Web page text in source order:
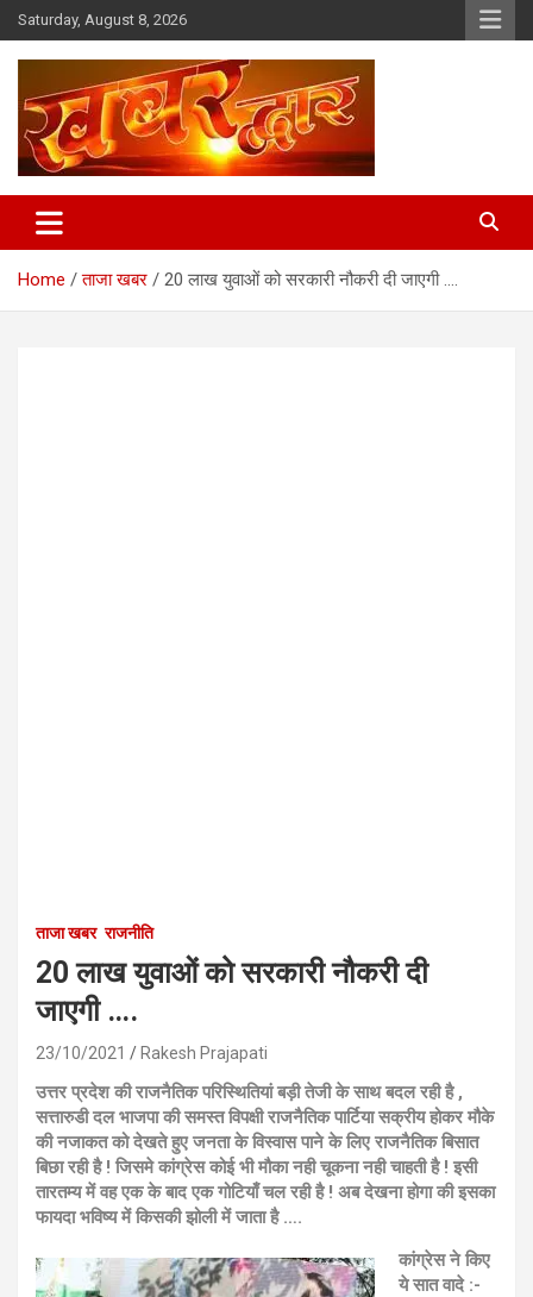
Skip
to
content
Saturday, August 8, 2026
Khabar Dwar
Home ताजा खबर 20 लाख युवाओं को सरकारी नौकरी दी जाएगी ….
ताजा खबर राजनीति
20 लाख युवाओं को सरकारी नौकरी दी
जाएगी ….
23/10/2021 Rakesh Prajapati
उत्तर प्रदेश की राजनैतिक परिस्थितियां बड़ी तेजी के साथ बदल रही है ,
सत्तारुडी दल भाजपा की समस्त विपक्षी राजनैतिक पार्टिया सक्रीय होकर मौके
की नजाकत को देखते हुए जनता के विस्वास पाने के लिए राजनैतिक बिसात
बिछा रही है ! जिसमे कांग्रेस कोई भी मौका नही चूकना नही चाहती है ! इसी
तारतम्य में वह एक के बाद एक गोटियाँ चल रही है ! अब देखना होगा की इसका
फायदा भविष्य में किसकी झोली में जाता है ….
कांग्रेस ने किए
ये सात वादे :-